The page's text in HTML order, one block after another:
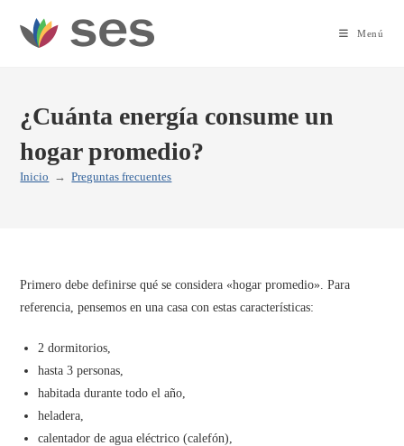
Menú
¿Cuánta energía consume un
hogar promedio?
Inicio → Preguntas frecuentes
Primero debe definirse qué se considera «hogar promedio». Para
referencia, pensemos en una casa con estas características:
2 dormitorios,
hasta 3 personas,
habitada durante todo el año,
heladera,
calentador de agua eléctrico (calefón),